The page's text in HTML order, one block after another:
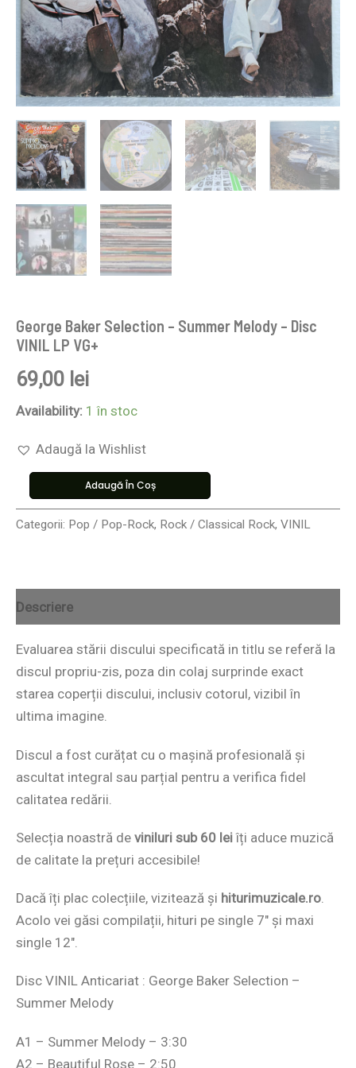
George Baker Selection – Summer Melody – Disc
VINIL LP VG+
69,00 lei
Availability: 1 în stoc
Adaugă la Wishlist
Adaugă În Coș
Categorii: Pop / Pop-Rock, Rock / Classical Rock, VINIL
Descriere
Evaluarea stării discului specificată in titlu se referă la
discul propriu-zis, poza din colaj surprinde exact
starea coperții discului, inclusiv cotorul, vizibil în
ultima imagine.
Discul a fost curățat cu o mașină profesională și
ascultat integral sau parțial pentru a verifica fidel
calitatea redării.
Selecția noastră de viniluri sub 60 leiîți aduce muzică
de calitate la prețuri accesibile!
Dacă îți plac colecțiile, vizitează și hiturimuzicale.ro.
Acolo vei găsi compilații, hituri pe single 7″ și maxi
single 12″.
Disc VINIL Anticariat : George Baker Selection –
Summer Melody
A1 – Summer Melody – 3:30
A2 – Beautiful Rose – 2:50